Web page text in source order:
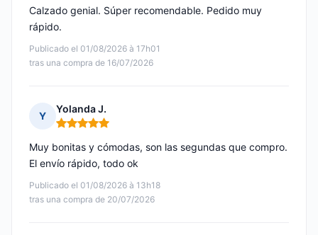
Publicado el 01/08/2026 à 17h01
tras una compra de 16/07/2026
Calzado genial. Súper recomendable. Pedido muy
rápido.
Y
Yolanda J.
Nota: 5 de 5
Publicado el 01/08/2026 à 13h18
tras una compra de 20/07/2026
Muy bonitas y cómodas, son las segundas que compro.
El envío rápido, todo ok